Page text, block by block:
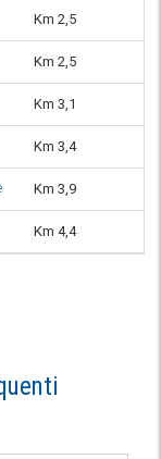
Km 2,5
Km 2,5
Km 3,1
Km 3,4
Km 3,9
Km 4,4